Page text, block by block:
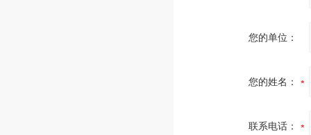
您的单位：
您的姓名：
联系电话：